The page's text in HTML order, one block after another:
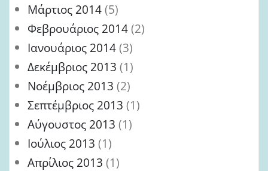
Μάρτιος 2014(5)
Φεβρουάριος 2014(2)
Ιανουάριος 2014(3)
Δεκέμβριος 2013 (1)
Νοέμβριος 2013 (2)
Σεπτέμβριος 2013 (1)
Αύγουστος 2013 (1)
Ιούλιος 2013 (1)
Απρίλιος 2013 (1)